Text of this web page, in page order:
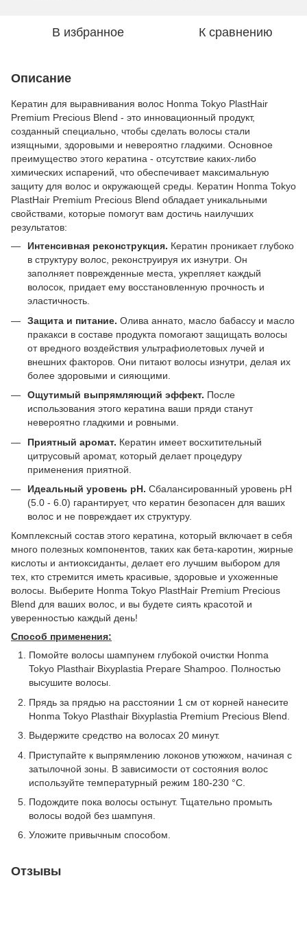
В избранное К сравнению
Описание
Кератин для выравнивания волос Honma Tokyo PlastHair
Premium Precious Blend - это инновационный продукт,
созданный специально, чтобы сделать волосы стали
изящными, здоровыми и невероятно гладкими. Основное
преимущество этого кератина - отсутствие каких-либо
химических испарений, что обеспечивает максимальную
защиту для волос и окружающей среды. Кератин Honma Tokyo
PlastHair Premium Precious Blend обладает уникальными
свойствами, которые помогут вам достичь наилучших
результатов:
Интенсивная реконструкция. Кератин проникает глубоко
в структуру волос, реконструируя их изнутри. Он
заполняет поврежденные места, укрепляет каждый
волосок, придает ему восстановленную прочность и
эластичность.
Защита и питание. Олива аннато, масло бабассу и масло
пракакси в составе продукта помогают защищать волосы
от вредного воздействия ультрафиолетовых лучей и
внешних факторов. Они питают волосы изнутри, делая их
более здоровыми и сияющими.
Ощутимый выпрямляющий эффект. После
использования этого кератина ваши пряди станут
невероятно гладкими и ровными.
Приятный аромат. Кератин имеет восхитительный
цитрусовый аромат, который делает процедуру
применения приятной.
Идеальный уровень pH. Сбалансированный уровень pH
(5.0 - 6.0) гарантирует, что кератин безопасен для ваших
волос и не повреждает их структуру.
Комплексный состав этого кератина, который включает в себя
много полезных компонентов, таких как бета-каротин, жирные
кислоты и антиоксиданты, делает его лучшим выбором для
тех, кто стремится иметь красивые, здоровые и ухоженные
волосы. Выберите Honma Tokyo PlastHair Premium Precious
Blend для ваших волос, и вы будете сиять красотой и
уверенностью каждый день!
Способ применения:
Помойте волосы шампунем глубокой очистки Honma
Tokyo Plasthair Bixyplastia Prepare Shampoo. Полностью
высушите волосы.
Прядь за прядью на расстоянии 1 см от корней нанесите
Honma Tokyo Plasthair Bixyplastia Premium Precious Blend.
Выдержите средство на волосах 20 минут.
Приступайте к выпрямлению локонов утюжком, начиная с
затылочной зоны. В зависимости от состояния волос
используйте температурный режим 180-230 °C.
Подождите пока волосы остынут. Тщательно промыть
волосы водой без шампуня.
Уложите привычным способом.
Отзывы